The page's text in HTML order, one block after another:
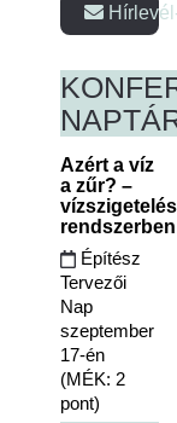
Azért a víz
a zűr? –
Építész
Tervezői
Nap
szeptember
17-én
(MÉK: 2
pont)